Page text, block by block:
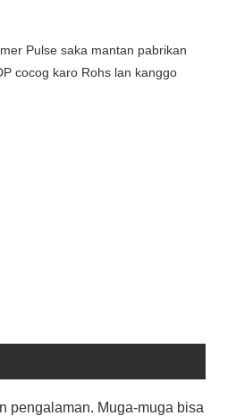
Pulse saka mantan pabrikan
cocog karo Rohs lan kanggo
pengalaman. Muga-muga bisa